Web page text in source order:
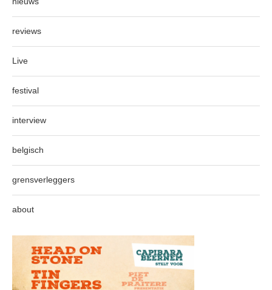
reviews
Live
festival
interview
belgisch
grensverleggers
about